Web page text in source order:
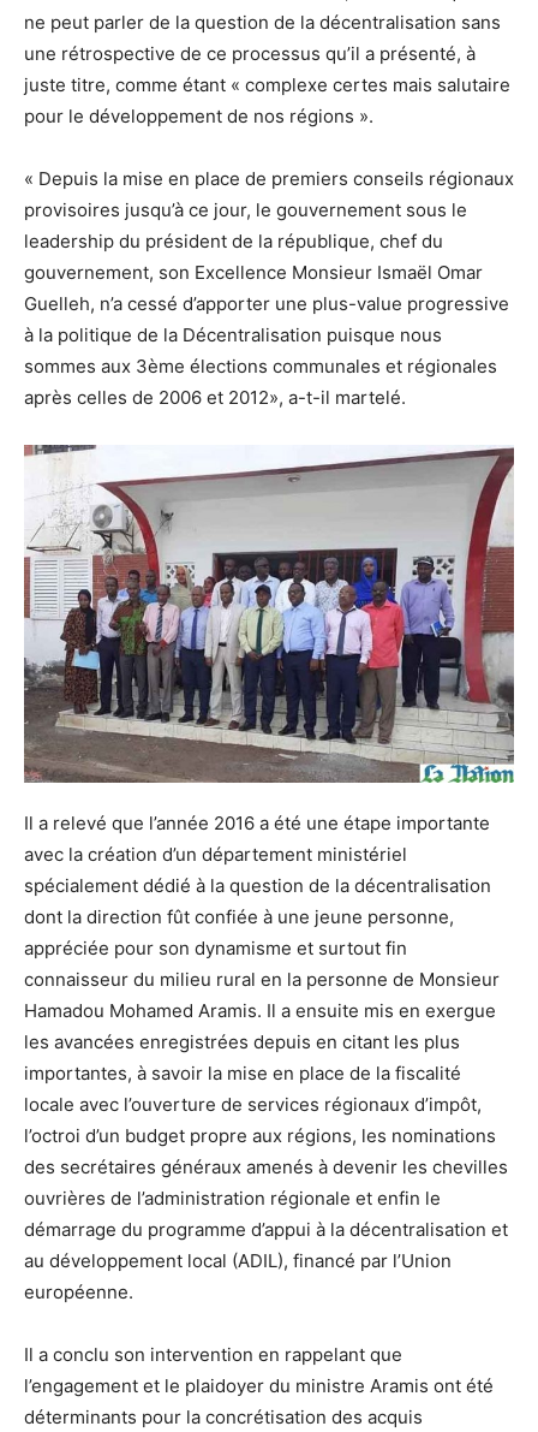
ne peut parler de la question de la décentralisation sans
une rétrospective de ce processus qu’il a présenté, à
juste titre, comme étant « complexe certes mais salutaire
pour le développement de nos régions ».
« Depuis la mise en place de premiers conseils régionaux
provisoires jusqu’à ce jour, le gouvernement sous le
leadership du président de la république, chef du
gouvernement, son Excellence Monsieur Ismaël Omar
Guelleh, n’a cessé d’apporter une plus-value progressive
à la politique de la Décentralisation puisque nous
sommes aux 3ème élections communales et régionales
après celles de 2006 et 2012», a-t-il martelé.
Il a relevé que l’année 2016 a été une étape importante
avec la création d’un département ministériel
spécialement dédié à la question de la décentralisation
dont la direction fût confiée à une jeune personne,
appréciée pour son dynamisme et surtout fin
connaisseur du milieu rural en la personne de Monsieur
Hamadou Mohamed Aramis. Il a ensuite mis en exergue
les avancées enregistrées depuis en citant les plus
importantes, à savoir la mise en place de la fiscalité
locale avec l’ouverture de services régionaux d’impôt,
l’octroi d’un budget propre aux régions, les nominations
des secrétaires généraux amenés à devenir les chevilles
ouvrières de l’administration régionale et enfin le
démarrage du programme d’appui à la décentralisation et
au développement local (ADIL), financé par l’Union
européenne.
Il a conclu son intervention en rappelant que
l’engagement et le plaidoyer du ministre Aramis ont été
déterminants pour la concrétisation des acquis